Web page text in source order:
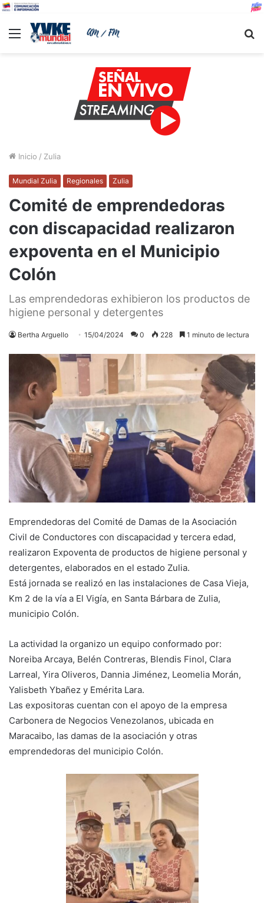
Menu
Inicio / Zulia
Mundial Zulia Regionales Zulia
Comité de emprendedoras
con discapacidad realizaron
expoventa en el Municipio
Colón
Las emprendedoras exhibieron los productos de
higiene personal y detergentes
Bertha Arguello 15/04/2024 0 228 1 minuto de lectura
Emprendedoras del Comité de Damas de la Asociación
Civil de Conductores con discapacidad y tercera edad,
realizaron Expoventa de productos de higiene personal y
detergentes, elaborados en el estado Zulia.
Está jornada se realizó en las instalaciones de Casa Vieja,
Km 2 de la vía a El Vigía, en Santa Bárbara de Zulia,
municipio Colón.
La actividad la organizo un equipo conformado por:
Noreiba Arcaya, Belén Contreras, Blendis Finol, Clara
Larreal, Yira Oliveros, Dannia Jiménez, Leomelia Morán,
Yalisbeth Ybañez y Emérita Lara.
Las expositoras cuentan con el apoyo de la empresa
Carbonera de Negocios Venezolanos, ubicada en
Maracaibo, las damas de la asociación y otras
emprendedoras del municipio Colón.